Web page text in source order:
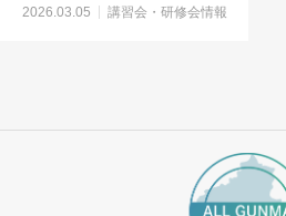
2026.03.05 講習会・研修会情報